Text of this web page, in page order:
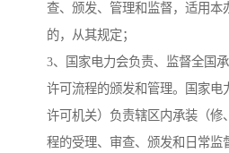
查、颁发、管理和监督，适用本
的，从其规定；
3、国家电力会负责、监督全国
许可流程的颁发和管理。国家电
许可机关）负责辖区内承装（修
程的受理、审查、颁发和日常监